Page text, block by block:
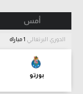
أمس
الدوري البرتغالي
بورتو